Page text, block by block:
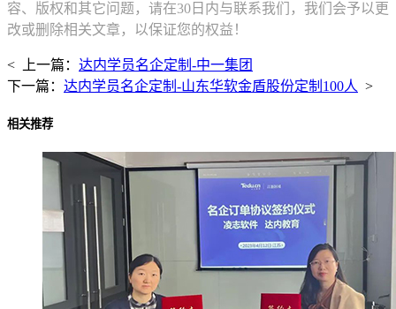
容、版权和其它问题，请在30日内与联系我们，我们会予以更
改或删除相关文章，以保证您的权益！
< 上一篇： 达内学员名企定制-中一集团
下一篇： 达内学员名企定制-山东华软金盾股份定制100人 >
相关推荐